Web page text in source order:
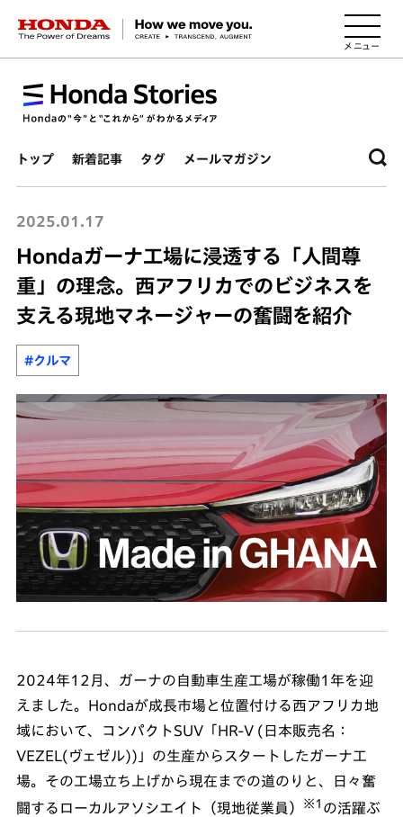
HONDA The Power of Dreams
トップ 新着記事 タグ メールマガジン
2025.01.17
Hondaガーナ工場に浸透する「人間尊
重」の理念。西アフリカでのビジネスを
支える現地マネージャーの奮闘を紹介
#クルマ
2024年12月、ガーナの自動車生産工場が稼働1年を迎
えました。Hondaが成長市場と位置付ける西アフリカ地
域において、コンパクトSUV「HR-V (日本販売名：
VEZEL(ヴェゼル))」の生産からスタートしたガーナ工
場。その工場立ち上げから現在までの道のりと、日々奮
闘するローカルアソシエイト（現地従業員）
※1 の活躍ぶ